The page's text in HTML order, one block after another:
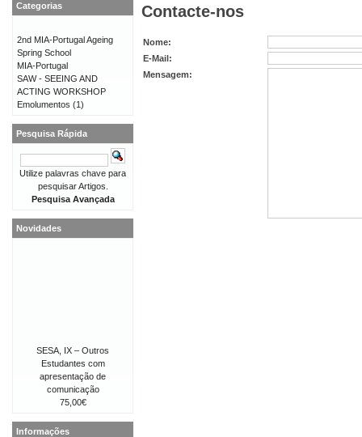
Contacte-nos
Nome:
E-Mail:
Mensagem:
Categorias
2nd MIA-Portugal Ageing
Spring School
MIA-Portugal
SAW - SEEING AND
ACTING WORKSHOP
Emolumentos (1)
Pesquisa Rápida
Utilize palavras chave para
pesquisar Artigos.
Pesquisa Avançada
Novidades
SESA, IX – Outros
Estudantes com
apresentação de
comunicação
75,00€
Informações